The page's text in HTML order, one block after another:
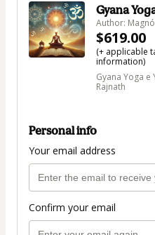
Gyana
Author:
$619.00
(+ applicable
information)
Gyana Yoga
Rajnath
Personal info
Your email address
Confirm your email